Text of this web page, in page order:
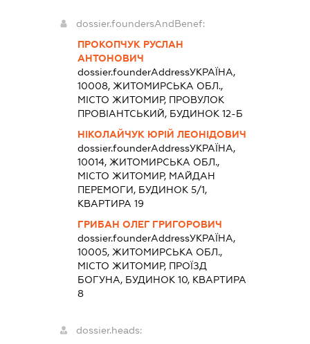
dossier.foundersAndBenef:
ПРОКОПЧУК РУСЛАН
АНТОНОВИЧ
dossier.founderAddressУКРАЇНА,
10008, ЖИТОМИРСЬКА ОБЛ.,
МІСТО ЖИТОМИР, ПРОВУЛОК
ПРОВІАНТСЬКИЙ, БУДИНОК 12-Б
НІКОЛАЙЧУК ЮРІЙ ЛЕОНІДОВИЧ
dossier.founderAddressУКРАЇНА,
10014, ЖИТОМИРСЬКА ОБЛ.,
МІСТО ЖИТОМИР, МАЙДАН
ПЕРЕМОГИ, БУДИНОК 5/1,
КВАРТИРА 19
ГРИБАН ОЛЕГ ГРИГОРОВИЧ
dossier.founderAddressУКРАЇНА,
10005, ЖИТОМИРСЬКА ОБЛ.,
МІСТО ЖИТОМИР, ПРОЇЗД
БОГУНА, БУДИНОК 10, КВАРТИРА
8
dossier.heads: